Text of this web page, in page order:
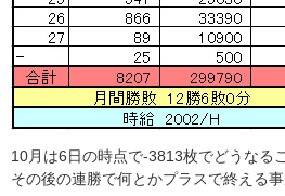
10月は6日の時点で-3813枚でどうなる
その後の連勝で何とかプラスで終える